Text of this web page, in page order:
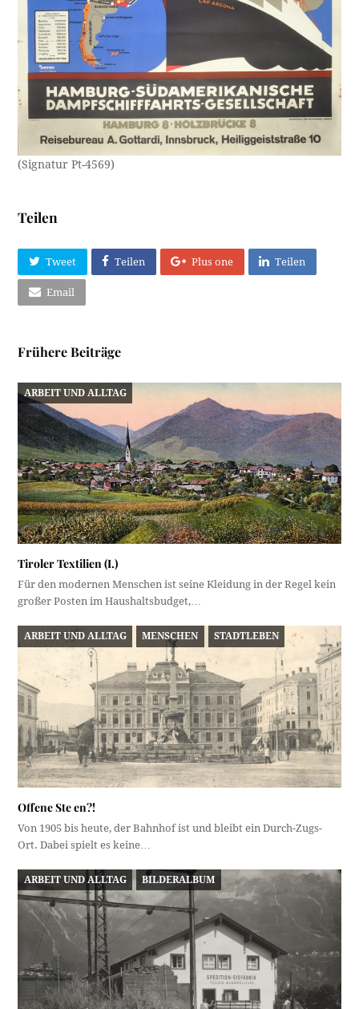
(Signatur Pt-4569)
Teilen
Tweet Teilen Plus one Teilen
Email
Frühere Beiträge
ARBEIT UND ALLTAG
Tiroler Textilien (I.)
Für den modernen Menschen ist seine Kleidung in der Regel kein
großer Posten im Haushaltsbudget,…
ARBEIT UND ALLTAG MENSCHEN STADTLEBEN
Offene Ste en?!
Von 1905 bis heute, der Bahnhof ist und bleibt ein Durch-Zugs-
Ort. Dabei spielt es keine…
ARBEIT UND ALLTAG BILDERALBUM